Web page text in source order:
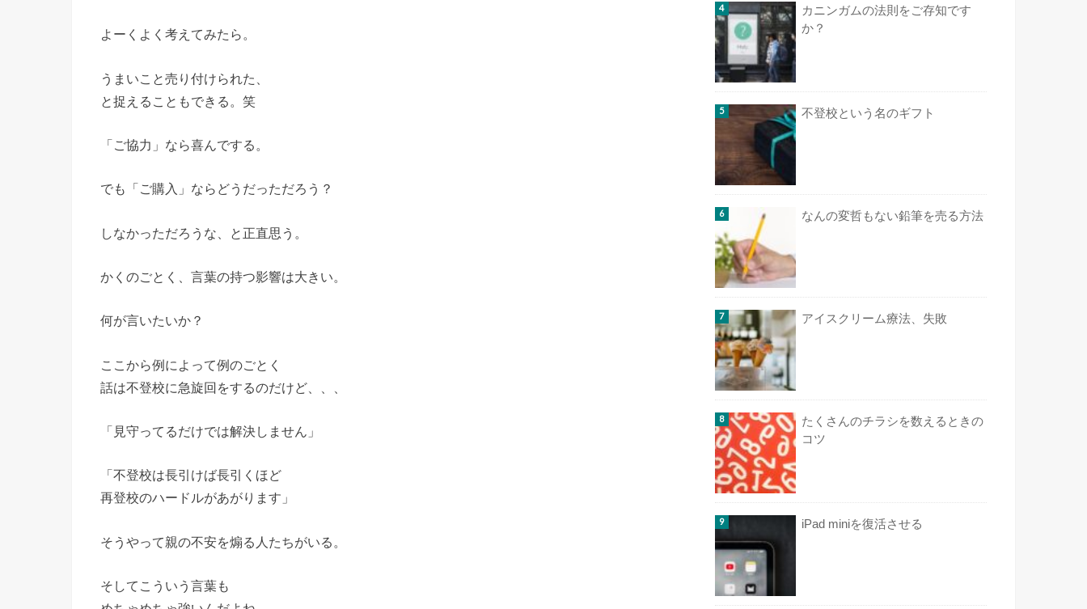
よーくよく考えてみたら。
うまいこと売り付けられた、
と捉えることもできる。笑
「ご協力」なら喜んでする。
でも「ご購入」ならどうだっただろう？
しなかっただろうな、と正直思う。
かくのごとく、言葉の持つ影響は大きい。
何が言いたいか？
ここから例によって例のごとく
話は不登校に急旋回をするのだけど、、、
「見守ってるだけでは解決しません」
「不登校は長引けば長引くほど
再登校のハードルがあがります」
そうやって親の不安を煽る人たちがいる。
そしてこういう言葉も
カニンガムの法則をご存知です
か？
不登校という名のギフト
なんの変哲もない鉛筆を売る方法
アイスクリーム療法、失敗
たくさんのチラシを数えるときの
コツ
iPad miniを復活させる